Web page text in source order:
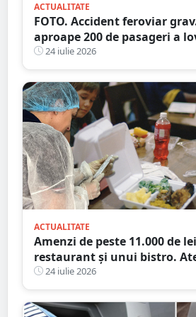
ACTUALITATE
FOTO. Accident feroviar
aproape 200 de pasageri a
autocisternă, care a luat foc
24 iulie 2026
ACTUALITATE
Amenzi de peste 11.000 de
restaurant și unui bistro.
unde mâncați
24 iulie 2026